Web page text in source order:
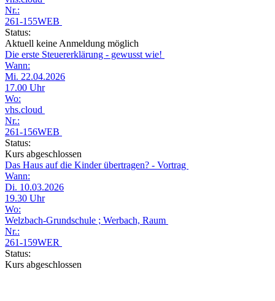
Nr.:
261-155WEB
Status:
Aktuell keine Anmeldung möglich
Die erste Steuererklärung - gewusst wie!
Wann:
Mi. 22.04.2026
17.00 Uhr
Wo:
vhs.cloud
Nr.:
261-156WEB
Status:
Kurs abgeschlossen
Das Haus auf die Kinder übertragen? - Vortrag
Wann:
Di. 10.03.2026
19.30 Uhr
Wo:
Welzbach-Grundschule ; Werbach, Raum
Nr.:
261-159WER
Status:
Kurs abgeschlossen